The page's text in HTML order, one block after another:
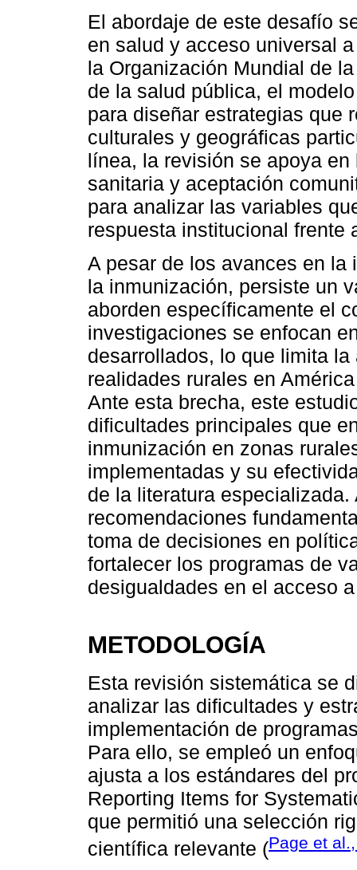
El abordaje de este desafío
en salud y acceso universal
la Organización Mundial de
de la salud pública, el
para diseñar estrategias que
culturales y geográficas
línea, la revisión se apoya
sanitaria y aceptación
para analizar las variables
respuesta institucional frente
A pesar de los avances en
la inmunización, persiste un
aborden específicamente el
investigaciones se enfocan
desarrollados, lo que limita
realidades rurales en
Ante esta brecha, este
dificultades principales que
inmunización en zonas
implementadas y su
de la literatura
recomendaciones
toma de decisiones en
fortalecer los programas de
desigualdades en el acceso
METODOLOGÍA
Esta revisión sistemática se
analizar las dificultades y
implementación de
Para ello, se empleó un
ajusta a los estándares del
Reporting Items for
que permitió una selección
científica relevante (Page et